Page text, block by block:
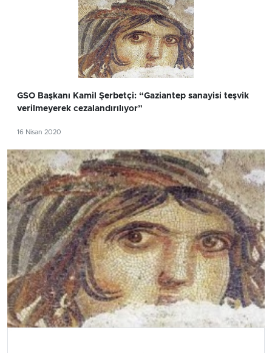
GSO Başkanı Kamil Şerbetçi: “Gaziantep sanayisi teşvik
verilmeyerek cezalandırılıyor”
16 Nisan 2020